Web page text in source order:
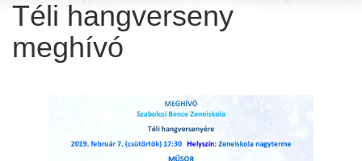
Téli hangverseny
meghívó